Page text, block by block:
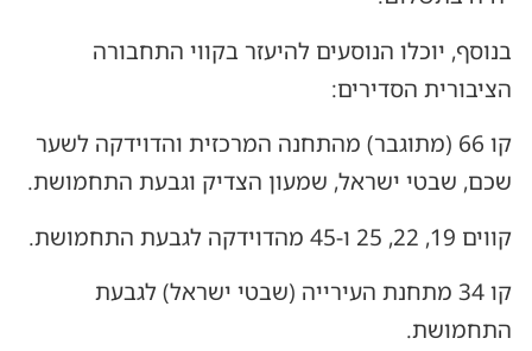
בנוסף, יוכלו הנוסעים להיעזר בקווי התחבורה
הציבורית הסדירים:
קו 66 (מתוגבר) מהתחנה המרכזית והדוידקה לשער
שכם, שבטי ישראל, שמעון הצדיק וגבעת התחמושת.
קווים 19, 22, 25 ו-45 מהדוידקה לגבעת התחמושת.
קו 34 מתחנת העירייה (שבטי ישראל) לגבעת
התחמושת.